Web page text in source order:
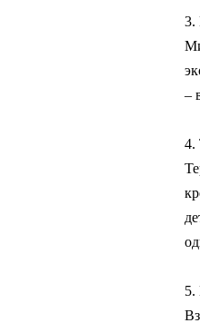
3.
–
4.
5.